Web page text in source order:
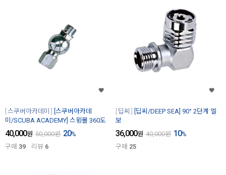
스쿠버아카데미
[스쿠버아카데
미/SCUBA ACADEMY] 스윙볼 360도
40,000원 50,000원 20%
구매 39 리뷰 6
딥씨
[딥씨/DEEP SEA] 90° 2단계 엘
보
36,000원 40,000원 10%
구매 25